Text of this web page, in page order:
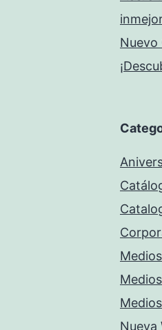
Nuevo
Medios
Medios
Medios
Nueva